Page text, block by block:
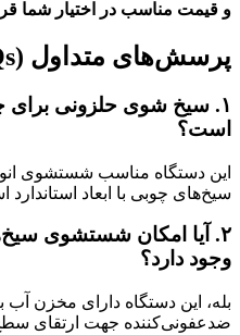
و قیمت مناسب در اختیار شما
پرسش‌های متداول (FAQs)
۱. سیخ شوی حلزونی برای
است؟
این دستگاه مناسب شستشوی
سیخ‌های چوبی با ابعاد
۲. آیا امکان شستشوی
وجود دارد؟
بله، این دستگاه دارای مخزن آب
ضدعفونی‌کننده جهت ارتقای